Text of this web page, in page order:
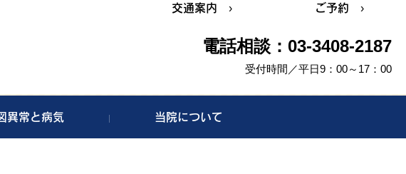
交通案内 › ご予約 ›
電話相談：03-3408-2187
受付時間／平日9：00～17：00
異常と病気 当院について